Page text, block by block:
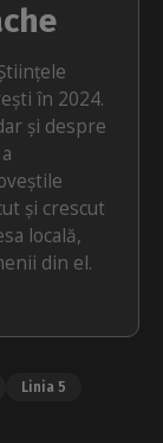
în 2024.
și despre
și crescut
locală,
din el.
Linia 5